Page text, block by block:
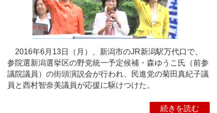
2016年6月13日（月）、新潟市のJR新潟駅万代口で、
参院選新潟選挙区の野党統一予定候補・森ゆうこ氏（前参
議院議員）の街頭演説会が行われ、民進党の菊田真紀子議
員と西村智奈美議員が応援に駆けつけた。
続きを読む